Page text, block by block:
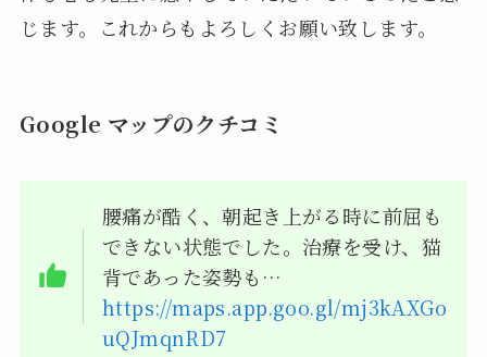
じます。これからもよろしくお願い致します。
Google マップのクチコミ
腰痛が酷く、朝起き上がる時に前屈も
できない状態でした。治療を受け、猫
背であった姿勢も…
https://maps.app.goo.gl/mj3kAXGo
uQJmqnRD7